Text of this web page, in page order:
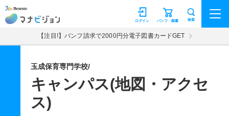
マナビジョン パンフ・願書
ログイン 検索
【注目!】パンフ請求で2000円分電子図書カードGET
玉成保育専門学校/
キャンパス(地図・アクセ
ス)